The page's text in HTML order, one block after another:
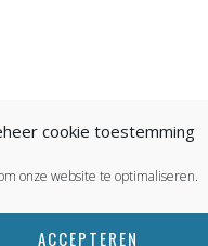
cookie toestemming
onze website te optimaliseren.
ACCEPTEREN
© 2026 Roadtrip.nl